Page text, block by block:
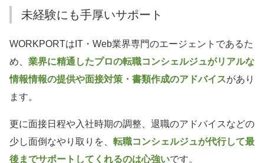
未経験にも手厚いサポート
WORKPORTはIT・Web業界専門のエージェントであるた
め、 業界に精通したプロの転職コンシェルジュがリアルな
情報情報の提供や面接対策・書類作成のアドバイスがあり
ます。
更に面接日程や入社時期の調整、退職のアドバイスなどの
少し面倒なやり取りを、 転職コンシェルジュが代行して最
後までサポートしてくれるのは心強いです。